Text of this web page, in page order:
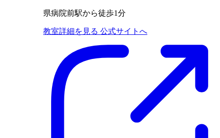
県病院前駅から徒歩1分
教室詳細を見る 公式サイトへ